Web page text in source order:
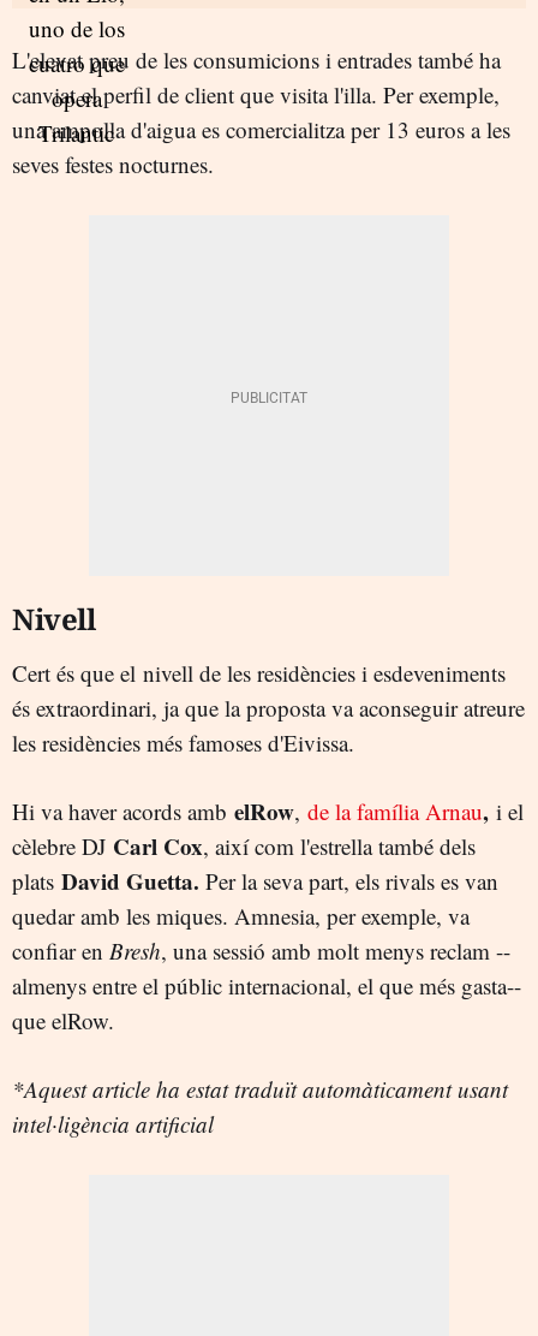
L'elevat preu de les consumicions i entrades també ha
canviat el perfil de client que visita l'illa. Per exemple,
una ampolla d'aigua es comercialitza per 13 euros a les
seves festes nocturnes.
Nivell
Cert és que el nivell de les residències i esdeveniments
és extraordinari, ja que la proposta va aconseguir atreure
les residències més famoses d'Eivissa.
Hi va haver acords amb elRow, de la família Arnau, i el
cèlebre DJ Carl Cox, així com l'estrella també dels
plats David Guetta. Per la seva part, els rivals es van
quedar amb les miques. Amnesia, per exemple, va
confiar en Bresh, una sessió amb molt menys reclam --
almenys entre el públic internacional, el que més gasta--
que elRow.
*Aquest article ha estat traduït automàticament usant
intel·ligència artificial